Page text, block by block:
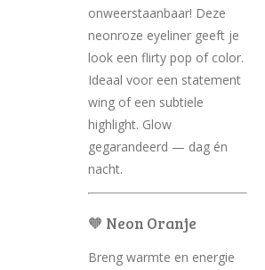
onweerstaanbaar! Deze
neonroze eyeliner geeft je
look een flirty pop of color.
Ideaal voor een statement
wing of een subtiele
highlight. Glow
gegarandeerd — dag én
nacht.
🧡 Neon Oranje
Breng warmte en energie